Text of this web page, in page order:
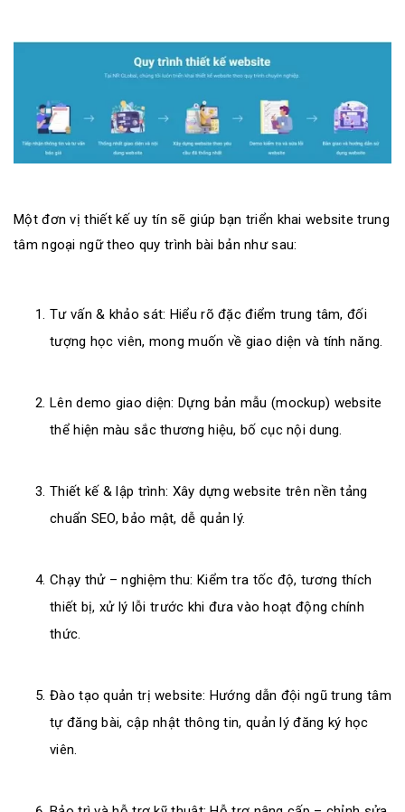
Một đơn vị thiết kế uy tín sẽ giúp bạn triển khai website trung
tâm ngoại ngữ theo quy trình bài bản như sau:
Tư vấn & khảo sát: Hiểu rõ đặc điểm trung tâm, đối
tượng học viên, mong muốn về giao diện và tính năng.
Lên demo giao diện: Dựng bản mẫu (mockup) website
thể hiện màu sắc thương hiệu, bố cục nội dung.
Thiết kế & lập trình: Xây dựng website trên nền tảng
chuẩn SEO, bảo mật, dễ quản lý.
Chạy thử – nghiệm thu: Kiểm tra tốc độ, tương thích
thiết bị, xử lý lỗi trước khi đưa vào hoạt động chính
thức.
Đào tạo quản trị website: Hướng dẫn đội ngũ trung tâm
tự đăng bài, cập nhật thông tin, quản lý đăng ký học
viên.